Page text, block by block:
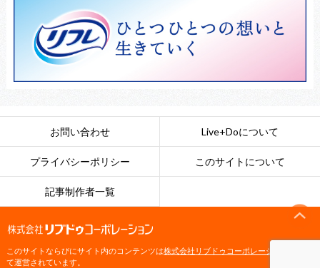
お問い合わせ Live+Doについて
プライバシーポリシー このサイトについて
記事制作者一覧
このサイトならびにサイト内のコンテンツは株式会社リブドゥコーポレーション
て運営されています。